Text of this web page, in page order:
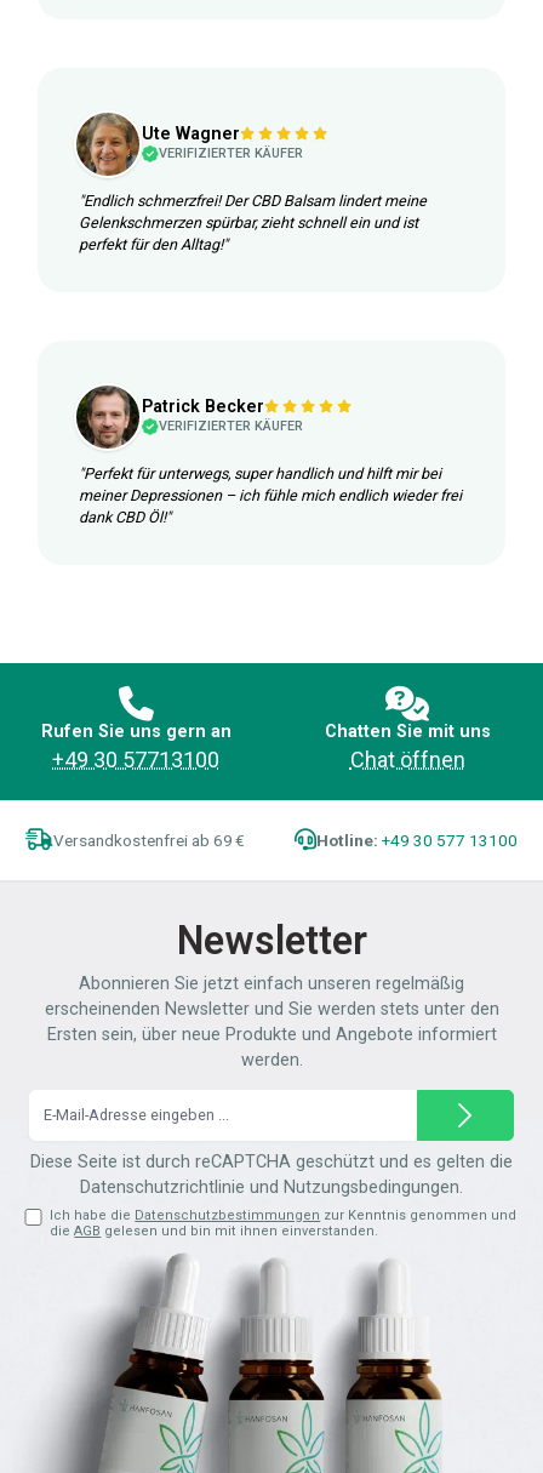
Ute Wagner
VERIFIZIERTER KÄUFER
"Endlich schmerzfrei! Der CBD Balsam lindert meine
Gelenkschmerzen spürbar, zieht schnell ein und ist
perfekt für den Alltag!"
Patrick Becker
VERIFIZIERTER KÄUFER
"Perfekt für unterwegs, super handlich und hilft mir bei
meiner Depressionen – ich fühle mich endlich wieder frei
dank CBD Öl!"
Rufen Sie uns gern an
+49 30 57713100
Chatten Sie mit uns
Chat öffnen
Versandkostenfrei ab 69 € Hotline: +49 30 577 13100
Newsletter
Abonnieren Sie jetzt einfach unseren regelmäßig
erscheinenden Newsletter und Sie werden stets unter den
Ersten sein, über neue Produkte und Angebote informiert
werden.
Mail-
Adresse*
Diese Seite ist durch reCAPTCHA geschützt und es gelten die
Datenschutzrichtlinie und Nutzungsbedingungen.
Ich habe die Datenschutzbestimmungen zur Kenntnis genommen und
dieAGB gelesen und bin mit ihnen einverstanden.